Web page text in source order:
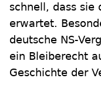
schnell, dass sie
erwartet.
deutsche NS-
ein Bleiberecht
Geschichte der